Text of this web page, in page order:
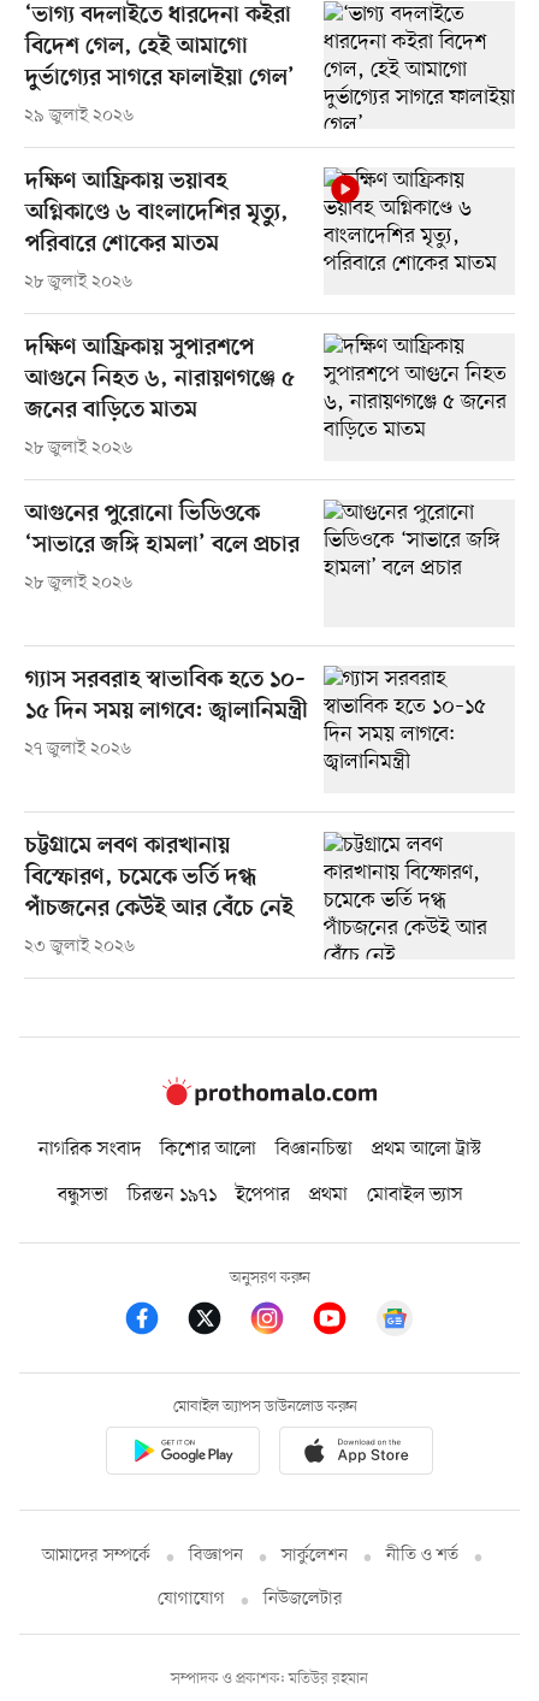
‘ভাগ্য বদলাইতে ধারদেনা কইরা
বিদেশ গেল, হেই আমাগো
দুর্ভাগ্যের সাগরে ফালাইয়া গেল’
২৯ জুলাই ২০২৬
দক্ষিণ আফ্রিকায় ভয়াবহ
অগ্নিকাণ্ডে ৬ বাংলাদেশির মৃত্যু,
পরিবারে শোকের মাতম
২৮ জুলাই ২০২৬
দক্ষিণ আফ্রিকায় সুপারশপে
আগুনে নিহত ৬, নারায়ণগঞ্জে ৫
জনের বাড়িতে মাতম
২৮ জুলাই ২০২৬
আগুনের পুরোনো ভিডিওকে
‘সাভারে জঙ্গি হামলা’ বলে প্রচার
২৮ জুলাই ২০২৬
গ্যাস সরবরাহ স্বাভাবিক হতে ১০–
১৫ দিন সময় লাগবে: জ্বালানিমন্ত্রী
২৭ জুলাই ২০২৬
চট্টগ্রামে লবণ কারখানায়
বিস্ফোরণ, চমেকে ভর্তি দগ্ধ
পাঁচজনের কেউই আর বেঁচে নেই
২৩ জুলাই ২০২৬
নাগরিক সংবাদ কিশোর আলো বিজ্ঞানচিন্তা
প্রথম আলো ট্রাস্ট
বন্ধুসভা
চিরন্তন ১৯৭১ ইপেপার প্রথমা মোবাইল ভ্যাস
অনুসরণ করুন
মোবাইল অ্যাপস ডাউনলোড করুন
আমাদের সম্পর্কে বিজ্ঞাপন সার্কুলেশন
নীতি ও শর্ত
যোগাযোগ
নিউজলেটার
সম্পাদক ও প্রকাশক: মতিউর রহমান